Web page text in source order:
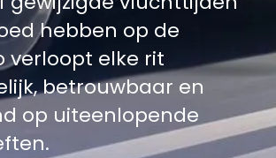
hebben op de
verloopt elke rit
betrouwbaar en
op uiteenlopende